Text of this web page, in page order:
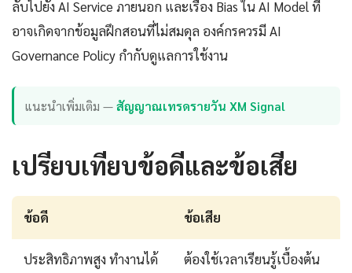
ลับไปยัง AI Service ภายนอก และเรื่อง Bias ใน AI Model ที่
อาจเกิดจากข้อมูลฝึกสอนที่ไม่สมดุล องค์กรควรมี AI
Governance Policy กำกับดูแลการใช้งาน
แนะนำเพิ่มเติม —สัญญาณเทรดรายวัน XM Signal
เปรียบเทียบข้อดีและข้อเสีย
ข้อดี ข้อเสีย
ประสิทธิภาพสูง ทำงานได้
ต้องใช้เวลาเรียนรู้เบื้องต้น